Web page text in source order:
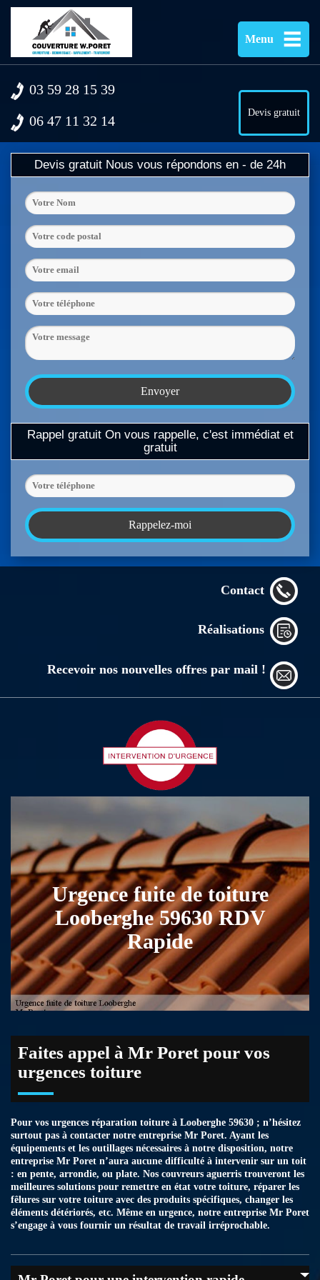
Menu
03 59 28 15 39
06 47 11 32 14
Devis gratuit
Devis gratuit Nous vous répondons en - de 24h
Rappel gratuit On vous rappelle, c'est immédiat et
gratuit
Contact
Réalisations
Recevoir nos nouvelles offres par mail !
Urgence fuite de toiture
Looberghe 59630 RDV
Rapide
Faites appel à Mr Poret pour vos
urgences toiture
Pour vos urgences réparation toiture à Looberghe 59630 ; n’hésitez
surtout pas à contacter notre entreprise Mr Poret. Ayant les
équipements et les outillages nécessaires à notre disposition, notre
entreprise Mr Poret n’aura aucune difficulté à intervenir sur un toit
: en pente, arrondie, ou plate. Nos couvreurs aguerris trouveront les
meilleures solutions pour remettre en état votre toiture, réparer les
fêlures sur votre toiture avec des produits spécifiques, changer les
éléments détériorés, etc. Même en urgence, notre entreprise Mr Poret
s’engage à vous fournir un résultat de travail irréprochable.